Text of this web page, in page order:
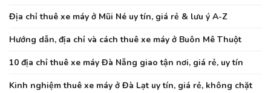
Địa chỉ thuê xe máy ở Mũi Né uy tín, giá rẻ & lưu ý A-Z
Hướng dẫn, địa chỉ và cách thuê xe máy ở Buôn Mê Thuột
10 địa chỉ thuê xe máy Đà Nẵng giao tận nơi, giá rẻ, uy tín
Kinh nghiệm thuê xe máy ở Đà Lạt uy tín, giá rẻ, không chặt